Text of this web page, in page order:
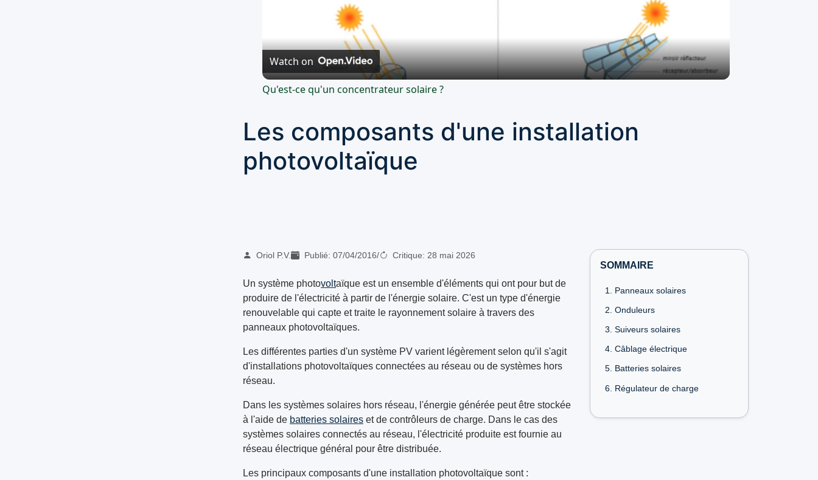
Watch on
Qu'est-ce qu'un concentrateur solaire ?
Les composants d'une installation
photovoltaïque
Oriol P.V. Publié: 07/04/2016/ Critique: 28 mai 2026
Un système photovoltaïque est un ensemble d'éléments qui ont pour but de
produire de l'électricité à partir de l'énergie solaire. C'est un type d'énergie
renouvelable qui capte et traite le rayonnement solaire à travers des
panneaux photovoltaïques.
Les différentes parties d'un système PV varient légèrement selon qu'il s'agit
d'installations photovoltaïques connectées au réseau ou de systèmes hors
réseau.
Dans les systèmes solaires hors réseau, l'énergie générée peut être stockée
à l'aide de batteries solaires et de contrôleurs de charge. Dans le cas des
systèmes solaires connectés au réseau, l'électricité produite est fournie au
réseau électrique général pour être distribuée.
Les principaux composants d'une installation photovoltaïque sont :
SOMMAIRE
1. Panneaux solaires
2. Onduleurs
3. Suiveurs solaires
4. Câblage électrique
5. Batteries solaires
6. Régulateur de charge